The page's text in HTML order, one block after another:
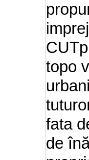
topo
fata
de